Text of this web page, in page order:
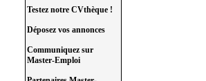
Testez notre CVthèque !
Déposez vos annonces
Communiquez sur
Master-Emploi